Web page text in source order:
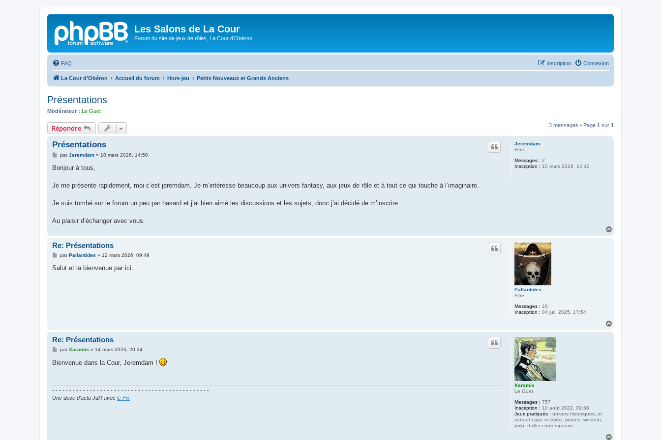
Les Salons de La Cour
Forum du site de jeux de rôles, La Cour d’Obéron
FAQ Connexion
Inscription
La Cour d’Obéron Accueil du forum Hors-jeu Petits Nouveaux et Grands Anciens
Présentations
Modérateur : Le Guet
Répondre 3 messages • Page 1 sur 1
Jeremdam
Fifre
Messages : 2
Inscription : 10 mars 2026, 14:42
Présentations
M
s
g
parJeremdam» 10 mars 2026, 14:50
Bonjour à tous,
Je me présente rapidement, moi c’est jeremdam. Je m’intéresse beaucoup aux univers fantasy, aux jeux de rôle et à tout ce qui touche à l’imaginaire.
Je suis tombé sur le forum un peu par hasard et j’ai bien aimé les discussions et les sujets, donc j’ai décidé de m’inscrire.
Au plaisir d’échanger avec vous.
Pallantides
Fifre
Messages : 16
Inscription : 04 juil. 2025, 17:54
Re: Présentations
M
s
parPallantides » 12 mars 2026, 09:49
Salut et la bienvenue par ici.
Xaramis
Le Guet
Messages : 757
Inscription : 10 août 2022, 09:38
Jeux pratiqués : univers historiques, et
surtout cape et épée, pirates, western,
pulp, thriller contemporain
Re: Présentations
M
s
s
parXaramis » 14 mars 2026, 20:34
Bienvenue dans la Cour, Jeremdam !
- - - - - - - - - - - - - - - - - - - - - - - - - - - - - - - - - - - - - - - - - - - - - -
Une dose d'actu JdR avec le Fix